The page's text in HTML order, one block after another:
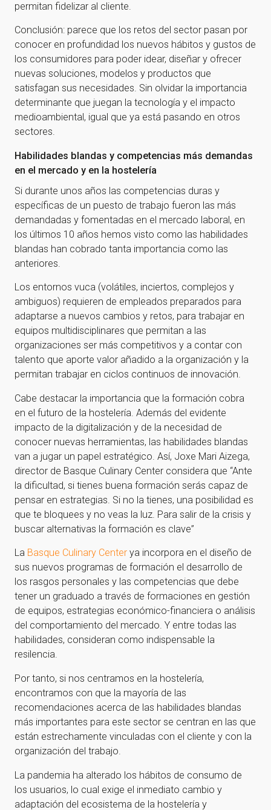
nuestra newsletter!
¡Gracias por suscribirte a nuestra newsletter!
Ir a la home
permitan fidelizar al cliente.
Conclusión: parece que los retos del sector pasan por
conocer en profundidad los nuevos hábitos y gustos de
los consumidores para poder idear, diseñar y ofrecer
nuevas soluciones, modelos y productos que
satisfagan sus necesidades. Sin olvidar la importancia
determinante que juegan la tecnología y el impacto
medioambiental, igual que ya está pasando en otros
sectores.
Habilidades blandas y competencias más demandas
en el mercado y en la hostelería
Si durante unos años las competencias duras y
específicas de un puesto de trabajo fueron las más
demandadas y fomentadas en el mercado laboral, en
los últimos 10 años hemos visto como las habilidades
blandas han cobrado tanta importancia como las
anteriores.
Los entornos vuca (volátiles, inciertos, complejos y
ambiguos) requieren de empleados preparados para
adaptarse a nuevos cambios y retos, para trabajar en
equipos multidisciplinares que permitan a las
organizaciones ser más competitivos y a contar con
talento que aporte valor añadido a la organización y la
permitan trabajar en ciclos continuos de innovación.
Cabe destacar la importancia que la formación cobra
en el futuro de la hostelería. Además del evidente
impacto de la digitalización y de la necesidad de
conocer nuevas herramientas, las habilidades blandas
van a jugar un papel estratégico. Así, Joxe Mari Aizega,
director de Basque Culinary Center considera que “Ante
la dificultad, si tienes buena formación serás capaz de
pensar en estrategias. Si no la tienes, una posibilidad es
que te bloquees y no veas la luz. Para salir de la crisis y
buscar alternativas la formación es clave”
La Basque Culinary Center ya incorpora en el diseño de
sus nuevos programas de formación el desarrollo de
los rasgos personales y las competencias que debe
tener un graduado a través de formaciones en gestión
de equipos, estrategias económico-financiera o análisis
del comportamiento del mercado. Y entre todas las
habilidades, consideran como indispensable la
resilencia.
Por tanto, si nos centramos en la hostelería,
encontramos con que la mayoría de las
recomendaciones acerca de las habilidades blandas
más importantes para este sector se centran en las que
están estrechamente vinculadas con el cliente y con la
organización del trabajo.
La pandemia ha alterado los hábitos de consumo de
los usuarios, lo cual exige el inmediato cambio y
adaptación del ecosistema de la hostelería y